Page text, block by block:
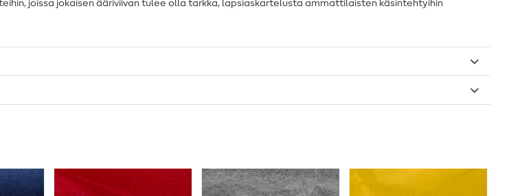
joissa jokaisen ääriviivan tulee olla tarkka, lapsiaskartelusta ammattilaisten käsintehtyihin